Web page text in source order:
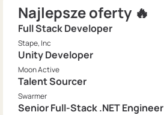
Najlepsze oferty 🔥
Full Stack Developer
Stape, Inc
Unity Developer
Moon Active
Talent Sourcer
Swarmer
Senior Full-Stack .NET Engineer